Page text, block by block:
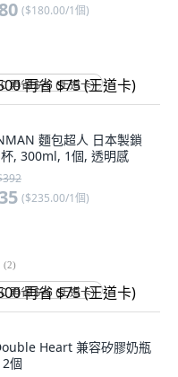
($180.00/1個)
再省 $75 (王道卡)
麵包超人 日本製鎖
, 300ml, 1個, 透明感
($235.00/1個)
(2)
再省 $75 (王道卡)
Heart 兼容矽膠奶瓶
個